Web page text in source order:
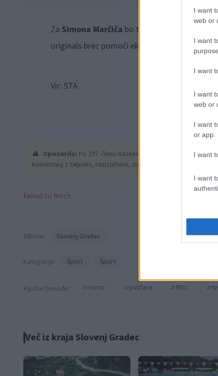
I want
web or
I want
I want
I want
web or
I want
or app.
I want
I want
Za Simona Marčiča bo to deseti nastop na
originals brez pomoči ekipe in mehanikov.
Vir: STA
Opozorilo: Po 297. členu Kazenskega zakonika je
Komentarji z žaljivimi, rasističnimi, diskriminatornimi ali
Failed to fetch
Občine: Slovenj Gradec
Kategorije: Šport Šport
Ključne besede: motor puščava RELI
Več iz kraja Slovenj Gradec